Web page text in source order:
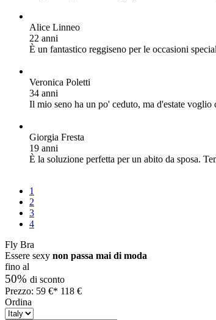
Alice Linneo
22 anni
È un fantastico reggiseno per le occasioni
Veronica Poletti
34 anni
Il mio seno ha un po' ceduto, ma d'estate
Giorgia Fresta
19 anni
È la soluzione perfetta per un abito da sposa.
1
2
3
4
Fly Bra
Essere sexy non passa mai di moda
fino al
50% di sconto
Prezzo: 59 €* 118 €
Ordina